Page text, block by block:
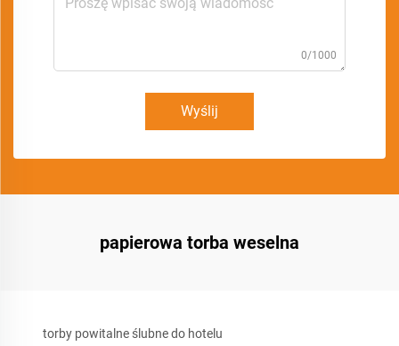
0/1000
Wyślij
papierowa torba weselna
torby powitalne ślubne do hotelu